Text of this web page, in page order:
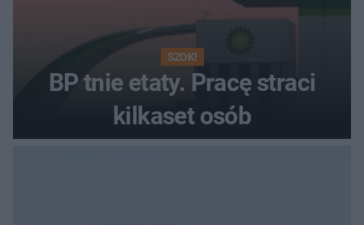
SZOK!
BP tnie etaty. Pracę straci
kilkaset osób